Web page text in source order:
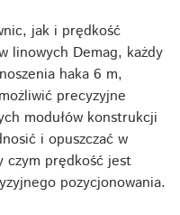
jak i prędkość
linowych Demag, każdy
haka 6 m,
precyzyjne
modułów konstrukcji
i opuszczać w
czym prędkość jest
pozycjonowania.